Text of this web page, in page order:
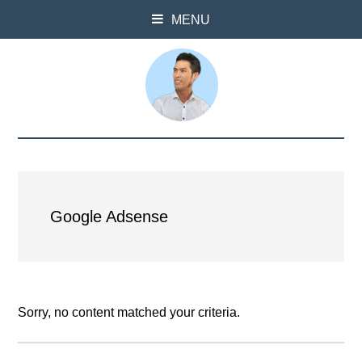
MENU
Google Adsense
Sorry, no content matched your criteria.